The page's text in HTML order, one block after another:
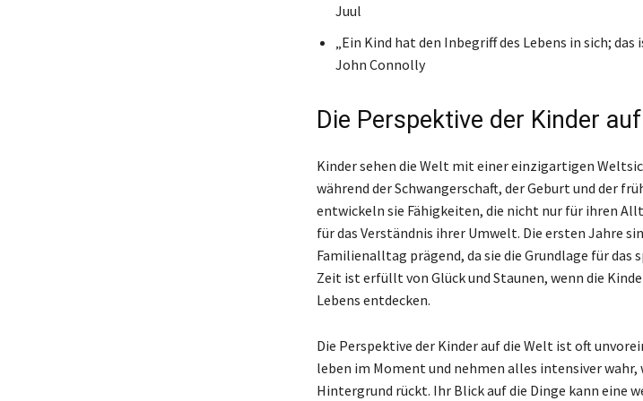
Juul
„Ein Kind hat den Inbegriff des Lebens in sich;
John Connolly
Die Perspektive der Kinder
Kinder sehen die Welt mit einer einzigartigen
während der Schwangerschaft, der Geburt und der
entwickeln sie Fähigkeiten, die nicht nur für ihren
für das Verständnis ihrer Umwelt. Die ersten Jahre
Familienalltag prägend, da sie die Grundlage für das
Zeit ist erfüllt von Glück und Staunen, wenn die
Lebens entdecken.
Die Perspektive der Kinder auf die Welt ist oft
leben im Moment und nehmen alles intensiver wahr,
Hintergrund rückt. Ihr Blick auf die Dinge kann eine